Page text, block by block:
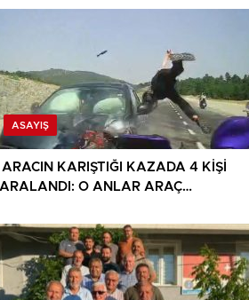
ASAYIŞ
KARIŞTIĞI KAZADA 4 KİŞİ
O ANLAR ARAÇ